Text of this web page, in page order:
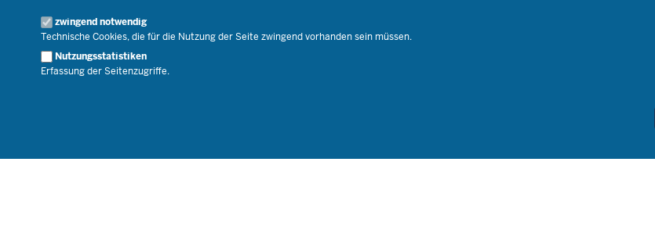
zwingend notwendig
Technische Cookies, die für die Nutzung der Seite zwingend vorhanden sein müssen.
Nutzungsstatistiken
Erfassung der Seitenzugriffe.